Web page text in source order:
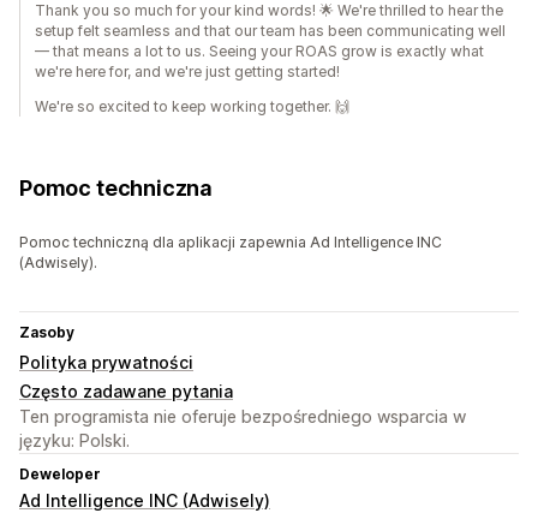
Thank you so much for your kind words! 🌟 We're thrilled to hear the
setup felt seamless and that our team has been communicating well
— that means a lot to us. Seeing your ROAS grow is exactly what
we're here for, and we're just getting started!
We're so excited to keep working together. 🙌
Pomoc techniczna
Pomoc techniczną dla aplikacji zapewnia Ad Intelligence INC
(Adwisely).
Zasoby
Polityka prywatności
Często zadawane pytania
Ten programista nie oferuje bezpośredniego wsparcia w
języku: Polski.
Deweloper
Ad Intelligence INC (Adwisely)